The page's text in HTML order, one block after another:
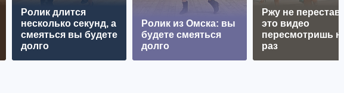
Ролик длится
несколько секунд, а
смеяться вы будете
долго
Ролик из Омска: вы
будете смеяться
долго
Ржу не
это видео
пересмотришь не
раз